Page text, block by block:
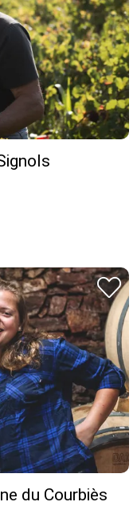
du Courbiès